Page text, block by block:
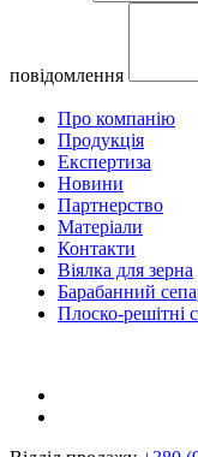
повідомлення
Про компанію
Продукція
Експертиза
Новини
Партнерство
Матеріали
Контакти
Віялка для зерна
Барабанний
Плоско-решітні